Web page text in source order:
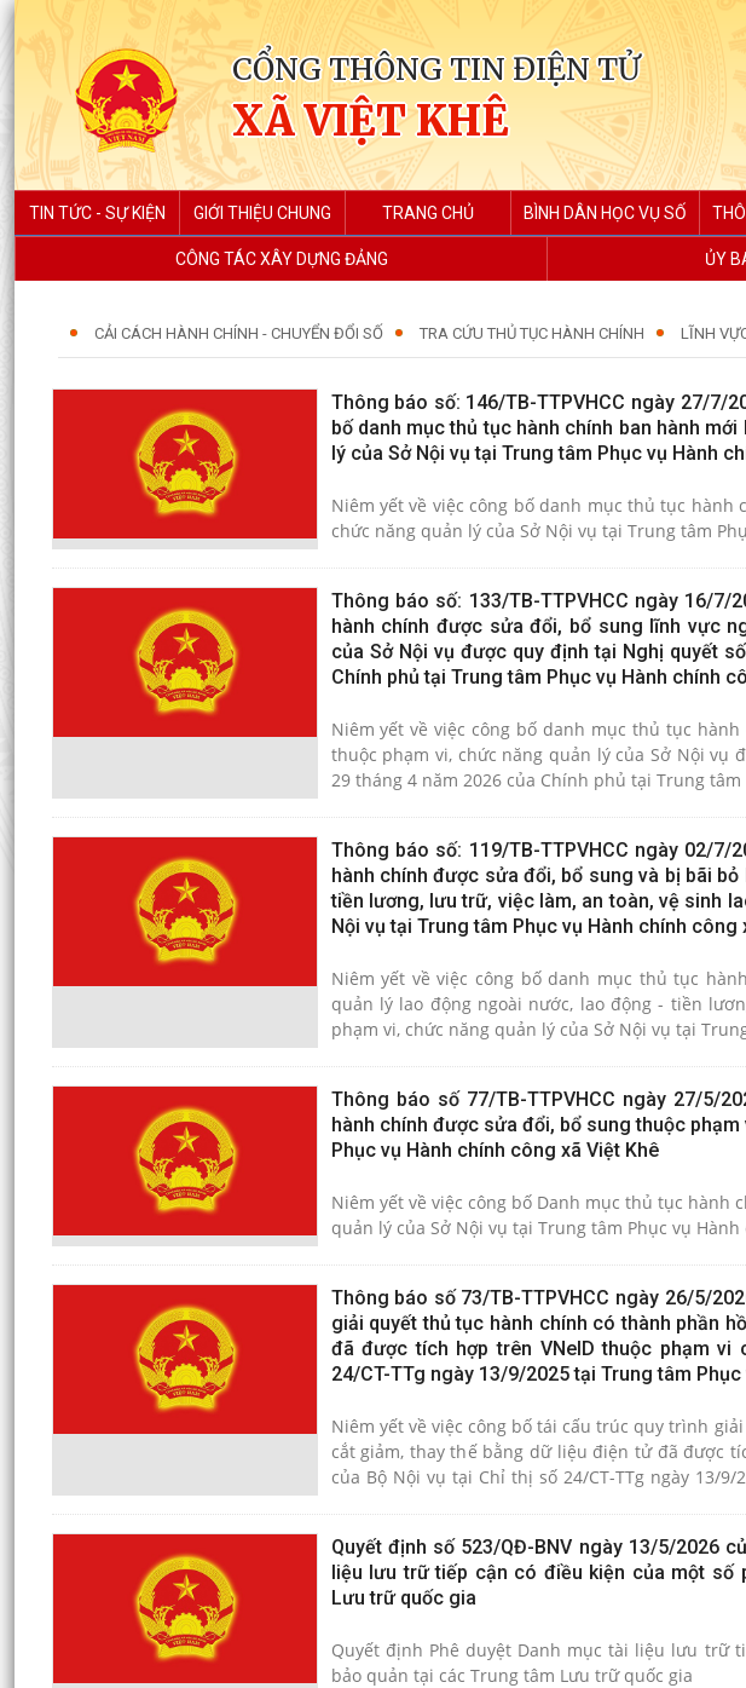
CỔNG THÔNG TIN ĐIỆN TỬ
XÃ VIỆT KHÊ
TIN TỨC - SỰ KIỆN GIỚI THIỆU CHUNG TRANG CHỦ BÌNH DÂN HỌC VỤ SỐ
CÔNG TÁC XÂY DỰNG ĐẢNG ỦY
CẢI CÁCH HÀNH CHÍNH - CHUYỂN ĐỔI SỐ TRA CỨU THỦ TỤC HÀNH CHÍNH LĨNH
Thông báo số: 146/TB-TTPVHCC ngày 27/7/
bố danh mục thủ tục hành chính ban hành
lý của Sở Nội vụ tại Trung tâm Phục vụ Hành
Niêm yết về việc công bố danh mục thủ tục
chức năng
Thông báo số: 133/TB-TTPVHCC ngày 16/
hành chính được sửa đổi, bổ sung lĩnh vực
của Sở Nội vụ được quy định tại Nghị quyết
Chính phủ tại Trung tâm Phục vụ Hành chính
Niêm yết về việc công bố danh mục thủ tục
thuộc phạm vi, chức năng quản lý của Sở Nội vụ
29 tháng 4 năm 2026 của Chính phủ tại Trung
Thông báo số: 119/TB-TTPVHCC ngày 02/
hành chính được sửa đổi, bổ sung và bị bãi
tiền lương, lưu trữ, việc làm, an toàn, vệ sinh
Nội vụ tại Trung tâm Phục vụ Hành chính công
Niêm yết về việc công bố danh mục thủ tục
quản lý lao động ngoài nước, lao động - tiền
phạm vi, chức
Thông báo số 77/TB-TTPVHCC ngày 27/5/
hành chính được sửa đổi, bổ sung thuộc
Phục vụ Hành chính công xã Việt Khê
Niêm yết về việc công bố Danh mục thủ tục hành
quản lý của Sở Nội vụ tại
Thông báo số 73/TB-TTPVHCC ngày 26/5/
giải quyết thủ tục hành chính có thành phần
đã được tích hợp trên VNeID thuộc phạm
24/CT-TTg ngày 13/9/2025 tại Trung tâm
Niêm yết về việc công bố tái cấu trúc quy trình
cắt giảm, thay thế bằng dữ liệu điện tử đã được
của Bộ Nội vụ tại Chỉ thị số 24/CT-TTg ngày 13/9/2025 tại Trung tâm Phục vụ Hành chính công
Quyết định số 523/QĐ-BNV ngày 13/5/2026
liệu lưu trữ tiếp cận có điều kiện của một
Lưu trữ quốc gia
Quyết định Phê duyệt Danh mục tài liệu lưu trữ tiếp cận có
bảo quản tại các Trung tâm Lưu trữ quốc gia